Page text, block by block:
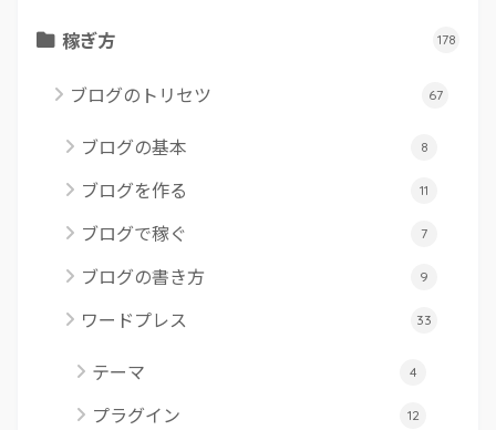
稼ぎ方 178
ブログのトリセツ 67
ブログの基本 8
ブログを作る 11
ブログで稼ぐ 7
ブログの書き方 9
ワードプレス 33
テーマ 4
プラグイン 12